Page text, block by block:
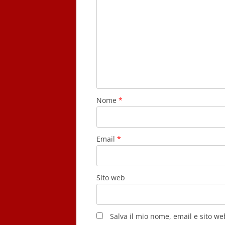
Nome *
Email *
Sito web
Salva il mio nome, email e sito